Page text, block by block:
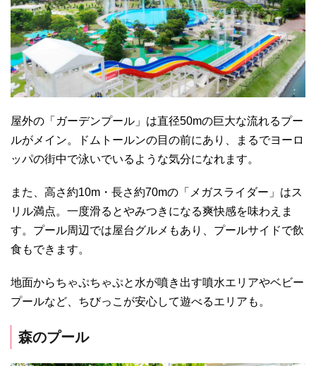
屋外の「ガーデンプール」は直径50mの巨大な流れるプー
ルがメイン。ドムトールンの目の前にあり、まるでヨーロ
ッパの街中で泳いでいるような気分になれます。
また、高さ約10m・長さ約70mの「メガスライダー」はス
リル満点。一度滑るとやみつきになる爽快感を味わえま
す。プール周辺では屋台グルメもあり、プールサイドで飲
食もできます。
地面からちゃぷちゃぷと水が噴き出す噴水エリアやベビー
プールなど、ちびっこが安心して遊べるエリアも。
森のプール